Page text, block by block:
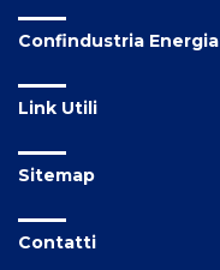
Confindustria Energia
Link Utili
Sitemap
Contatti